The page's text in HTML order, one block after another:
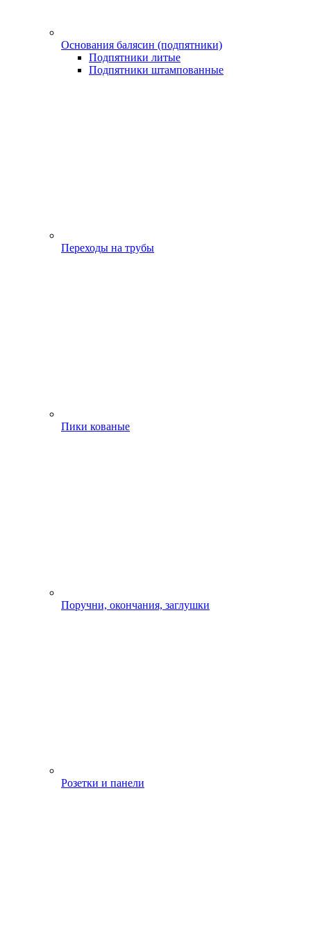
Основания балясин (подпятники)
Подпятники литые
Подпятники штампованные
Переходы на трубы
Пики кованые
Поручни, окончания, заглушки
Розетки и панели